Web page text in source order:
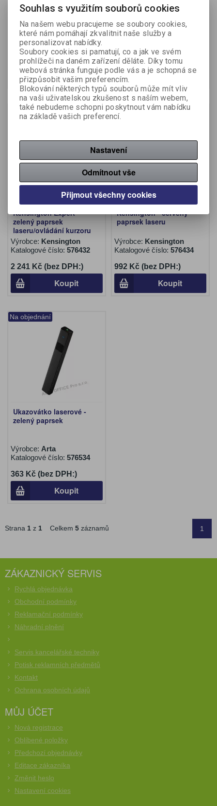
černá / WL1
Výrobce:2x3
Katalogové číslo:576530
619 Kč (bez DPH:)
Koupit
ovladačem prezentace -
černá / WL2
Výrobce:2x3
1 106 Kč (bez DPH:)
Koupit
Na objednání
Prezentační ukazovátko
Kensington Expert -
zelený paprsek
laseru/ovládání kurzoru
Výrobce: Kensington
Katalogové číslo: 576432
2 241 Kč (bez DPH:)
Koupit
Na objednání
Prezentační ukazovátko
Kensington - červený
paprsek laseru
Výrobce: Kensington
Katalogové číslo: 576434
992 Kč (bez DPH:)
Koupit
Na objednání
Ukazovátko laserové -
zelený paprsek
Výrobce: Arta
Katalogové číslo: 576534
363 Kč (bez DPH:)
Koupit
Strana 1 z 1 Celkem 5 záznamů 1
ZÁKAZNICKÝ SERVIS
Rychlá objednávka
Obchodní podmínky
Reklamační podmínky
Náhradní plnění
Servis kancelářské techniky
Potisk reklamních předmětů
Kontakt
Ochrana osobních údajů
MŮJ ÚČET
Nová registrace
Oblíbené položky
Předchozí objednávky
Editace zákazníka
Změnit heslo
Nastavení cookies
Souhlas s využitím souborů cookies
Na našem webu pracujeme se soubory cookies,
které nám pomáhají zkvalitnit naše služby a
personalizovat nabídky.
Soubory cookies si pamatují, co a jak ve svém
prohlížeči na daném zařízení děláte. Díky tomu
webová stránka funguje podle vás a je schopná se
přizpůsobit vašim preferencím.
Blokování některých typů souborů může mít vliv
na vaši uživatelskou zkušenost s naším webem,
také nebudeme schopni poskytnout vám nabídku
na základě vašich preferencí.
Nastavení
Odmítnout vše
Přijmout všechny cookies